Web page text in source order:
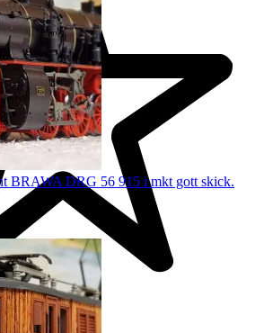
BRAWA DRG 56 915 i mkt gott skick.